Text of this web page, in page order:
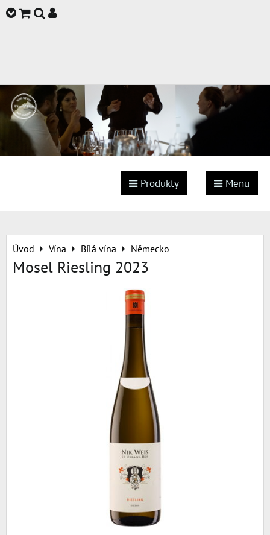
Produkty Menu
Úvod Vína Bílá vína Německo
Mosel Riesling 2023